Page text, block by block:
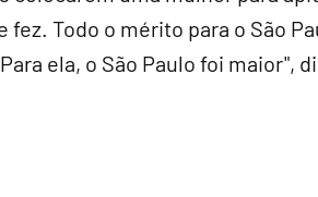
fez. Todo o mérito para o São
ela, o São Paulo foi maior",